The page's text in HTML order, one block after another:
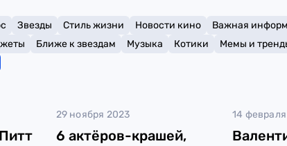
Звезды Стиль жизни Новости кино Важная
Ближе к звездам Музыка Котики Мемы и
29 ноября 2023
6 актёров-крашей,
14